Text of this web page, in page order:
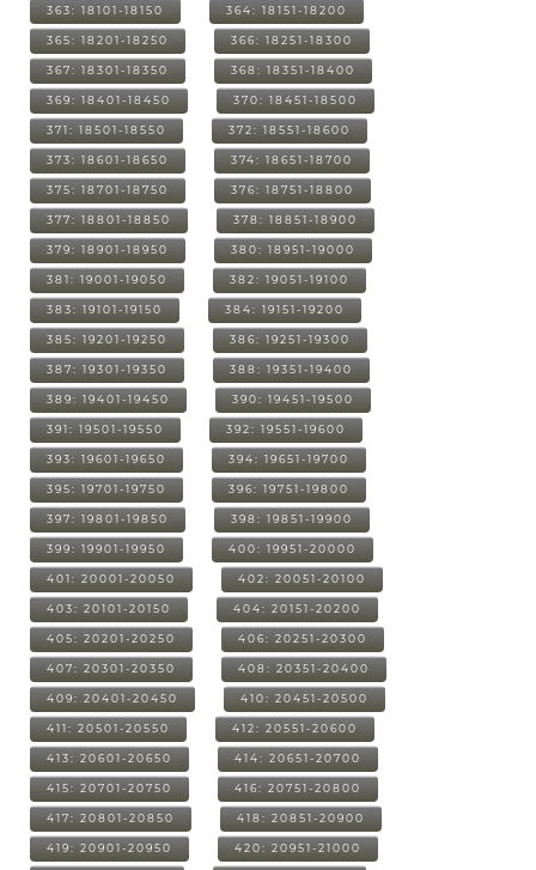
363: 18101-18150 364: 18151-18200
365: 18201-18250 366: 18251-18300
367: 18301-18350 368: 18351-18400
369: 18401-18450 370: 18451-18500
371: 18501-18550 372: 18551-18600
373: 18601-18650 374: 18651-18700
375: 18701-18750 376: 18751-18800
377: 18801-18850 378: 18851-18900
379: 18901-18950 380: 18951-19000
381: 19001-19050 382: 19051-19100
383: 19101-19150 384: 19151-19200
385: 19201-19250 386: 19251-19300
387: 19301-19350 388: 19351-19400
389: 19401-19450 390: 19451-19500
391: 19501-19550 392: 19551-19600
393: 19601-19650 394: 19651-19700
395: 19701-19750 396: 19751-19800
397: 19801-19850 398: 19851-19900
399: 19901-19950 400: 19951-20000
401: 20001-20050 402: 20051-20100
403: 20101-20150 404: 20151-20200
405: 20201-20250 406: 20251-20300
407: 20301-20350 408: 20351-20400
409: 20401-20450 410: 20451-20500
411: 20501-20550 412: 20551-20600
413: 20601-20650 414: 20651-20700
415: 20701-20750 416: 20751-20800
417: 20801-20850 418: 20851-20900
419: 20901-20950 420: 20951-21000